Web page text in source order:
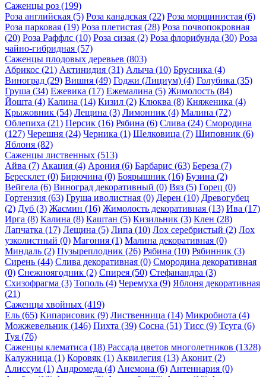
Саженцы роз (199)
Роза английская (5) Роза канадская (22) Роза морщинистая (6)
Роза парковая (19) Роза плетистая (28) Роза почвопокровная
(20) Роза Раффлс (10) Роза сизая (2) Роза флорибунда (30) Роза
чайно-гибридная (57)
Саженцы плодовых деревьев (803)
Абрикос (21) Актинидия (31) Алыча (10) Брусника (4)
Виноград (29) Вишня (49) Годжи (Лициум) (4) Голубика (35)
Груша (34) Ежевика (17) Ежемалина (5) Жимолость (84)
Йошта (4) Калина (14) Кизил (2) Клюква (8) Княженика (4)
Крыжовник (54) Лещина (3) Лимонник (4) Малина (72)
Облепиха (21) Персик (16) Рябина (6) Слива (24) Смородина
(127) Черешня (24) Черника (1) Шелковица (7) Шиповник (6)
Яблоня (82)
Саженцы лиственных (513)
Айва (7) Акация (4) Арония (6) Барбарис (63) Береза (7)
Бересклет (0) Бирючина (0) Боярышник (16) Бузина (2)
Вейгела (6) Виноград декоративный (0) Вяз (5) Горец (0)
Гортензия (63) Груша иволистная (0) Дерен (10) Древогубец
(2) Дуб (3) Жасмин (16) Жимолость декоративная (13) Ива (17)
Ирга (8) Калина (8) Каштан (5) Кизильник (3) Клен (28)
Лапчатка (17) Лещина (5) Липа (10) Лох серебристый (2) Лох
узколистный (0) Магония (1) Малина декоративная (0)
Миндаль (2) Пузыреплодник (26) Рябина (10) Рябинник (3)
Сирень (44) Слива декоративная (0) Смородина декоративная
(0) Снежноягодник (2) Спирея (50) Стефанандра (3)
Схизофрагма (3) Тополь (4) Черемуха (9) Яблоня декоративная
(21)
Саженцы хвойных (419)
Ель (65) Кипарисовик (9) Лиственница (14) Микробиота (4)
Можжевельник (146) Пихта (39) Сосна (51) Тисс (9) Тсуга (6)
Туя (76)
Саженцы клематиса (18) Рассада цветов многолетников (1328)
Калужница (1) Коровяк (1) Аквилегия (13) Аконит (2)
Алиссум (1) Андромеда (4) Анемона (6) Антеннария (0)